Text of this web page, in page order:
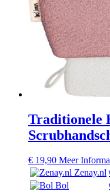
Traditionele
€ 19,90 Meer
Zenay.nl
Bol